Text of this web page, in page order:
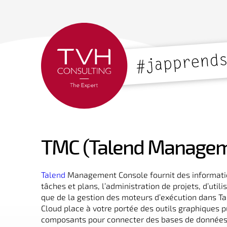
TMC (Talend
Talend Management Console fournit des
tâches et plans, l’administration de projets,
que de la gestion des moteurs d’exécution dans
Cloud place à votre portée des outils graphiques
composants pour connecter des bases de